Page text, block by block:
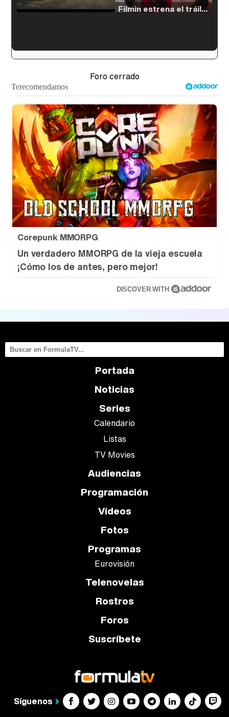
Unmute Filmin estrena el tráiler de 'Millennial Mal', su nueva comedia universitaria de la mano de Lorena Iglesias
Tráiler de '33 días', la nueva serie de Atresplayer con Julián Villagrán y José Manuel Poga
Tráiler en catalán de 'Ravalear', la nueva serie de HBO Max sobre los fondos buitre
Foro cerrado
Corepunk MMORPG
Un verdadero MMORPG de la vieja escuela
¡Cómo los de antes, pero mejor!
DISCOVER WITH
Portada
Noticias
Series
Calendario
Listas
TV Movies
Audiencias
Programación
Vídeos
Fotos
Programas
Eurovisión
Telenovelas
Rostros
Foros
Suscríbete
Síguenos